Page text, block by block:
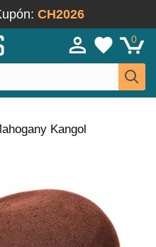
CH2026
0
Kangol